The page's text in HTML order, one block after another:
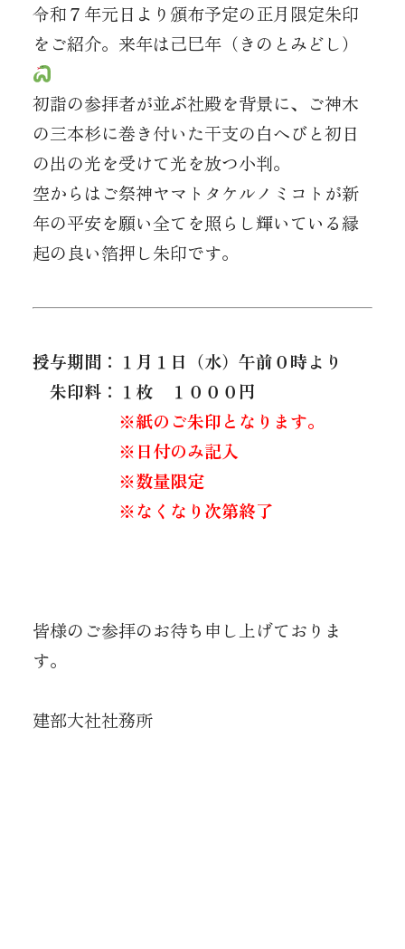
令和７年元日より頒布予定の正月限定朱印
をご紹介。来年は己巳年（きのとみどし）
初詣の参拝者が並ぶ社殿を背景に、ご神木
の三本杉に巻き付いた干支の白へびと初日
の出の光を受けて光を放つ小判。
空からはご祭神ヤマトタケルノミコトが新
年の平安を願い全てを照らし輝いている縁
起の良い箔押し朱印です。
授与期間：１月１日（水）午前０時より
朱印料：１枚 １０００円
※紙のご朱印となります。
※日付のみ記入
※数量限定
※なくなり次第終了
皆様のご参拝のお待ち申し上げておりま
す。
建部大社社務所